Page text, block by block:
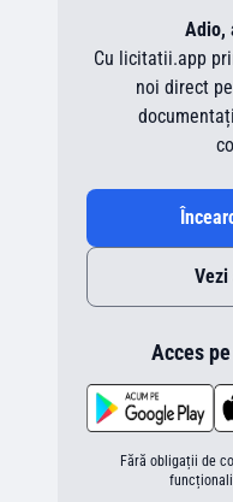
Adio,
Cu licitatii.app
noi direct
Vezi
Acces
Fără obligații de